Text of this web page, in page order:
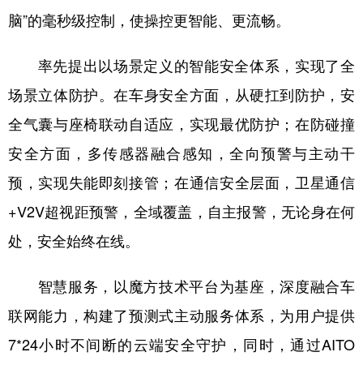
脑”的毫秒级控制，使操控更智能、更流畅。
率先提出以场景定义的智能安全体系，实现了全
场景立体防护。在车身安全方面，从硬扛到防护，安
全气囊与座椅联动自适应，实现最优防护；在防碰撞
安全方面，多传感器融合感知，全向预警与主动干
预，实现失能即刻接管；在通信安全层面，卫星通信
+V2V超视距预警，全域覆盖，自主报警，无论身在何
处，安全始终在线。
智慧服务，以魔方技术平台为基座，深度融合车
联网能力，构建了预测式主动服务体系，为用户提供
7*24小时不间断的云端安全守护，同时，通过AITO